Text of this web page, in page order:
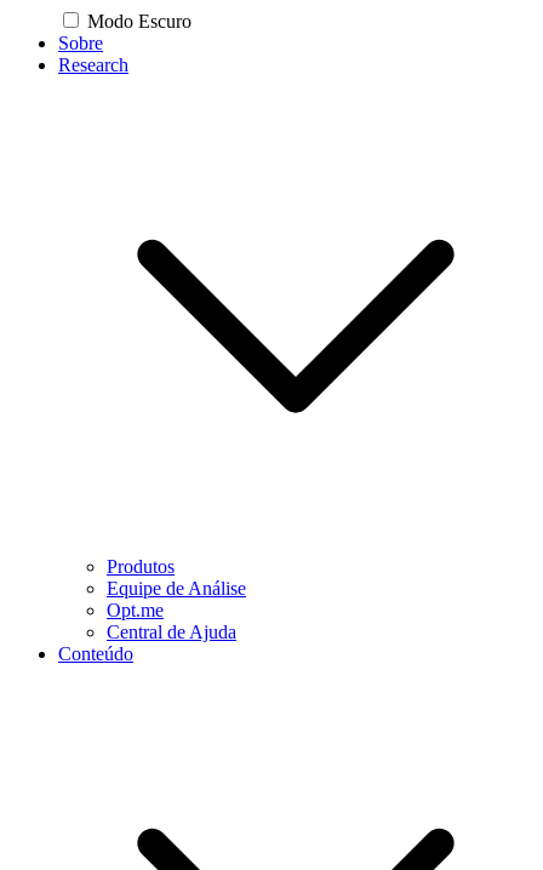
Modo Escuro
Sobre
Research
Produtos
Equipe de Análise
Opt.me
Central de Ajuda
Conteúdo